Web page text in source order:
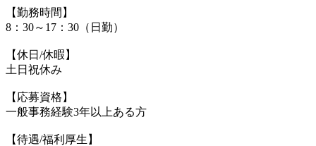
【勤務時間】
8：30～17：30（日勤）
【休日/休暇】
土日祝休み
【応募資格】
一般事務経験3年以上ある方
【待遇/福利厚生】